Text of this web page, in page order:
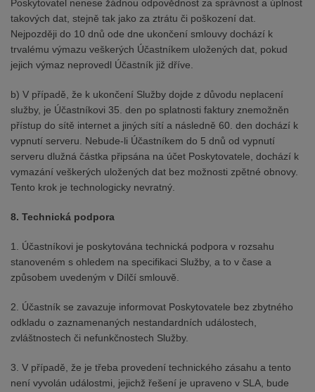
Poskytovatel nenese žádnou odpovědnost za správnost a úplnost
takových dat, stejně tak jako za ztrátu či poškození dat.
Nejpozději do 10 dnů ode dne ukončení smlouvy dochází k
trvalému výmazu veškerých Účastníkem uložených dat, pokud
jejich výmaz neprovedl Účastník již dříve.
b) V případě, že k ukončení Služby dojde z důvodu neplacení
služby, je Účastníkovi 35. den po splatnosti faktury znemožněn
přístup do sítě internet a jiných sítí a následně 60. den dochází k
vypnutí serveru. Nebude-li Účastníkem do 5 dnů od vypnutí
serveru dlužná částka připsána na účet Poskytovatele, dochází k
vymazání veškerých uložených dat bez možnosti zpětné obnovy.
Tento krok je technologicky nevratný.
8. Technická podpora
1. Účastníkovi je poskytována technická podpora v rozsahu
stanoveném s ohledem na specifikaci Služby, a to v čase a
způsobem uvedeným v Dílčí smlouvě.
2. Účastník se zavazuje informovat Poskytovatele bez zbytného
odkladu o zaznamenaných nestandardních událostech,
zvláštnostech či nefunkčnostech Služby.
3. V případě, že je třeba provedení technického zásahu a tento
není vyvolán událostmi, jejichž řešení je upraveno v SLA, bude